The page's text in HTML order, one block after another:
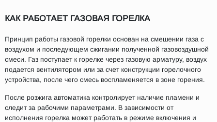
КАК РАБОТАЕТ ГАЗОВАЯ ГОРЕЛКА
Принцип работы газовой горелки основан на смешении газа с
воздухом и последующем сжигании полученной газовоздушной
смеси. Газ поступает к горелке через газовую арматуру, воздух
подается вентилятором или за счет конструкции горелочного
устройства, после чего смесь воспламеняется в зоне горения.
После розжига автоматика контролирует наличие пламени и
следит за рабочими параметрами. В зависимости от
исполнения горелка может работать в режиме включения и